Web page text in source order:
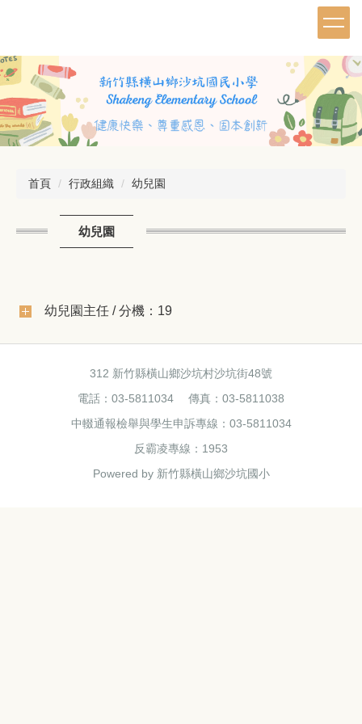
要
內
容
區
首頁 行政組織 幼兒園
幼兒園
幼兒園主任 / 分機：19
312 新竹縣橫山鄉沙坑村沙坑街48號
電話：03-5811034 傳真：03-5811038
中輟通報檢舉與學生申訴專線：03-5811034
反霸凌專線：1953
Powered by 新竹縣橫山鄉沙坑國小